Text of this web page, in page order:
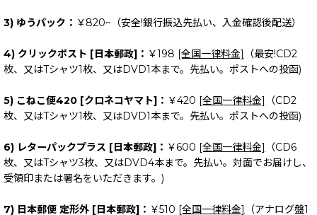
3) ゆうパック： ￥820~（安全!銀行振込先払い、入金確認後配送）
4) クリックポスト [日本郵政]： ￥198 [全国一律料金]
（最安!CD2
枚、又はTシャツ1枚、又はDVD1本まで。先払い。ポストへの投函)
5) こねこ便420 [クロネコヤマト]： ￥420 [全国一律料金]
（CD2
枚、又はTシャツ1枚、又はDVD1本まで。先払い。ポストへの投函)
6) レターパックプラス [日本郵政]： ￥600 [全国一律料金]
（CD6
枚、又はTシャツ3枚、又はDVD4本まで。先払い。対面でお届けし、
受領印または署名をいただきます。)
7) 日本郵便 定形外 [日本郵政]： ￥510 [全国一律料金]
（アナログ盤1